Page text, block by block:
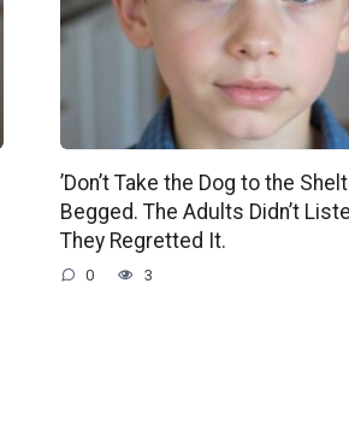
’Don’t Take the Dog to the
Begged. The Adults Didn’t
They Regretted It.
0 3